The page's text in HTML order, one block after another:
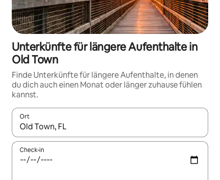
Unterkünfte für längere Aufenthalte in
Old Town
Finde Unterkünfte für längere Aufenthalte, in denen
du dich auch einen Monat oder länger zuhause fühlen
kannst.
Ort
Wenn Ergebnisse verfügbar sind, navigiere mit den
Check-in